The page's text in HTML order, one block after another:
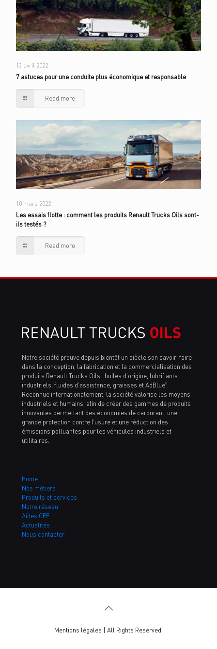
13 avril 2022
7 astuces pour une conduite plus économique et responsable
Read more
10 mars 2022
Les essais flotte : comment les produits Renault Trucks Oils sont-
ils testés ?
Read more
Notre société prouve depuis bientôt un siècle son savoir-faire
dans la conception, la fabrication et la commercialisation des
produits Renault Trucks Oils : huiles d’origine, lubrifiants
industriels, fluides d’assistance, graisses et AdBlue®.
Reconnue internationalement, la société valorise les moyens
industriels et humains, afin de créer des gammes de produits
innovantes permettant des économies de carburant, une
grande protection contre l’usure et une réduction des
émissions polluantes pour les véhicules industriels et
utilitaires.
Home
Nos métiers
Produits et services
Notre réseau
Aides CEE
Actualités
Nous contacter
Mentions légales | All Rights Reserved